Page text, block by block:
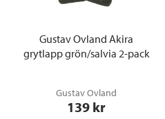
Gustav Ovland Akira
grytlapp grön/salvia 2-pack
Gustav Ovland
139 kr